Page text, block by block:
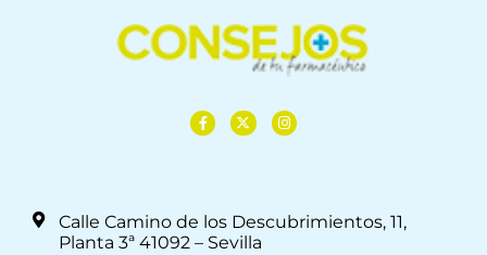
Calle Camino de los Descubrimientos, 11,
Planta 3ª 41092 – Sevilla